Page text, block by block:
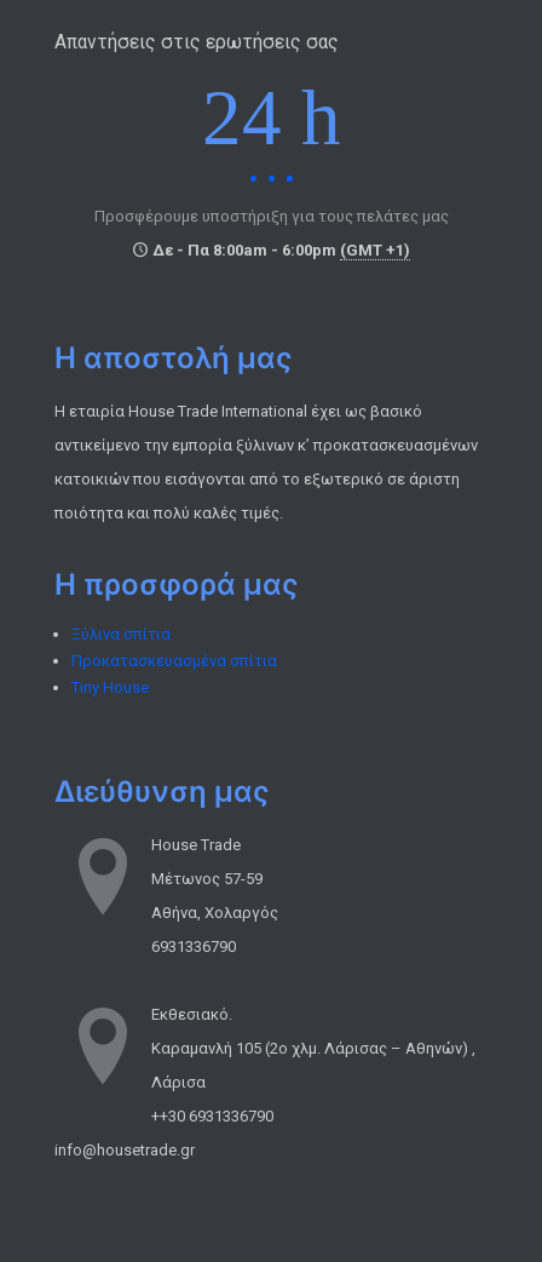
Απαντήσεις στις ερωτήσεις σας
24 h
Προσφέρουμε υποστήριξη για τους πελάτες μας
Δε - Πα 8:00am - 6:00pm (GMT +1)
Η αποστολή μας
Η εταιρία House Trade International έχει ως βασικό
αντικείμενο την εμπορία ξύλινων κ’ προκατασκευασμένων
κατοικιών που εισάγονται από το εξωτερικό σε άριστη
ποιότητα και πολύ καλές τιμές.
Η προσφορά μας
Ξύλινα σπίτια
Προκατασκευασμένα σπίτια
Tiny House
Διεύθυνση μας
House Trade
Μέτωνος 57-59
Αθήνα, Χολαργός
6931336790
Εκθεσιακό.
Καραμανλή 105 (2ο χλμ. Λάρισας – Αθηνών) ,
Λάρισα
++30 6931336790
info@housetrade.gr